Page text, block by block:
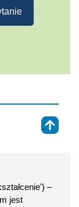
–
jest